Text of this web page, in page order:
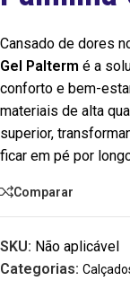
Cansado de dores
Gel Palterm é a
conforto e bem-
materiais de alta
superior,
ficar em pé por
Comparar
SKU: Não aplicável
Categorias: